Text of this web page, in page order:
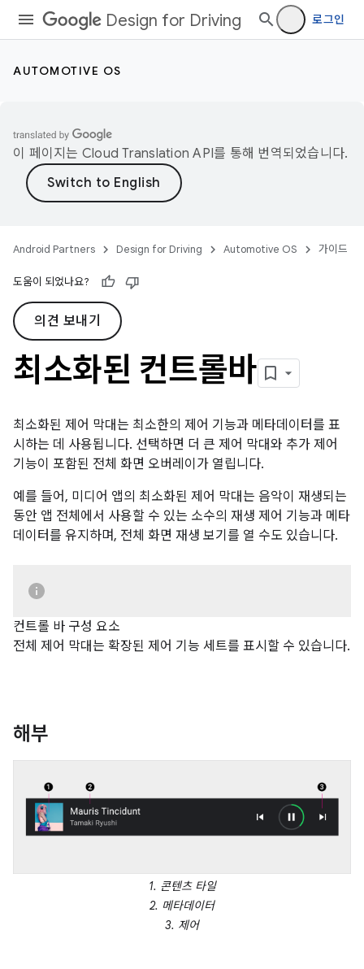
Design for Driving 로그인
AUTOMOTIVE OS
이 페이지는 Cloud Translation API를 통해 번역되었습니다.
Android Partners Design for Driving Automotive OS 가이드
도움이 되었나요?
의견 보내기
최소화된 컨트롤바
최소화된 제어 막대는 최소한의 제어 기능과 메타데이터를 표
시하는 데 사용됩니다. 선택하면 더 큰 제어 막대와 추가 제어
기능이 포함된 전체 화면 오버레이가 열립니다.
예를 들어, 미디어 앱의 최소화된 제어 막대는 음악이 재생되는
동안 앱 전체에서 사용할 수 있는 소수의 재생 제어 기능과 메타
데이터를 유지하며, 전체 화면 재생 보기를 열 수도 있습니다.
컨트롤 바 구성 요소
전체 제어 막대는 확장된 제어 기능 세트를 표시할 수 있습니다.
해부
1. 콘텐츠 타일
2. 메타데이터
3. 제어